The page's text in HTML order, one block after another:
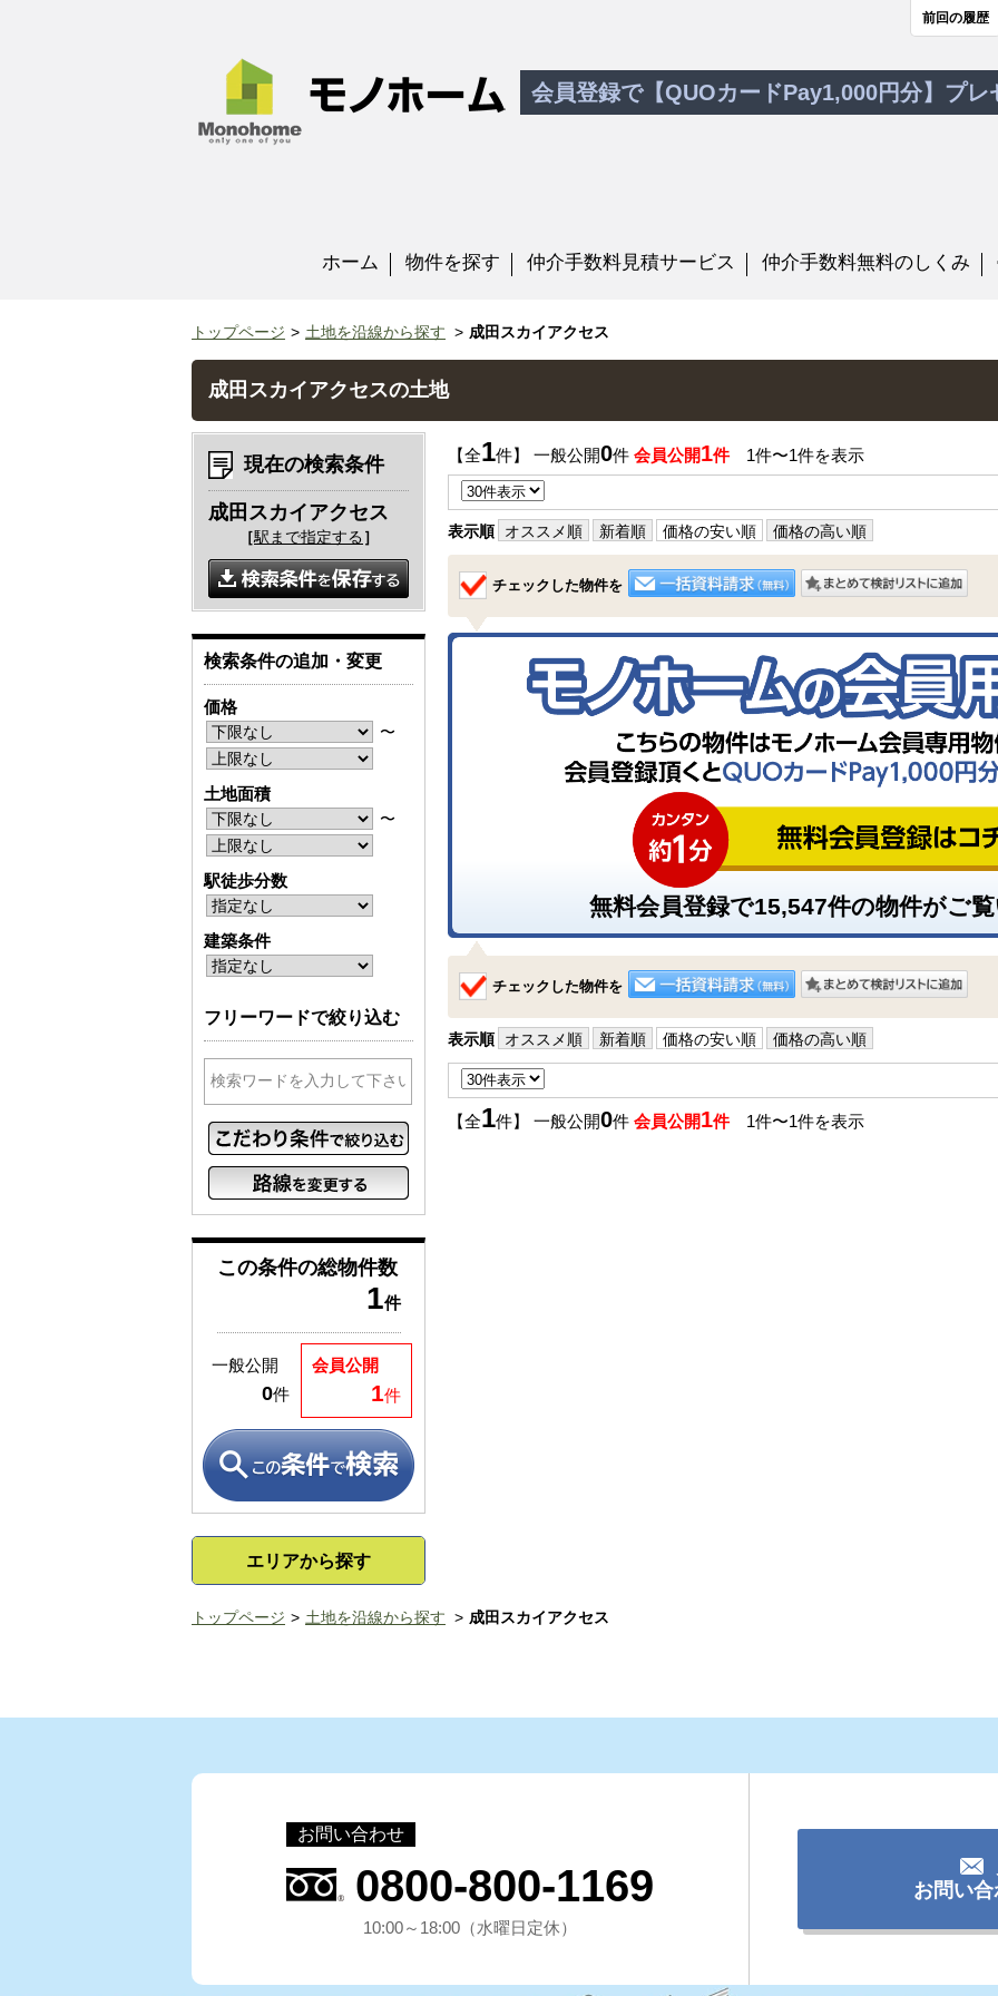
前回の履歴
会員登録で【QUOカードPay1,000円分】プレ
ホーム 物件を探す 仲介手数料見積サービス 仲介手数料無料のしくみ
トップページ 土地を沿線から探す 成田スカイアクセス
成田スカイアクセスの土地
【全1件】 一般公開0件 会員公開1件1件〜1件を表示
表示順 オススメ順 新着順 価格の安い順 価格の高い順
チェックした物件を
無料会員登録で15,547件の物件がご
チェックした物件を
表示順 オススメ順 新着順 価格の安い順 価格の高い順
【全1件】 一般公開0件 会員公開1件1件〜1件を表示
現在の検索条件
成田スカイアクセス
［駅まで指定する ］
検索条件の追加・変更
価格
〜
土地面積
〜
駅徒歩分数
建築条件
フリーワードで絞り込む
この条件の総物件数
1件
会員公開
1件
一般公開
0件
エリアから探す
トップページ 土地を沿線から探す 成田スカイアクセス
お問い合わせ
0800-800-1169
10:00～18:00（水曜日定休）
お問い